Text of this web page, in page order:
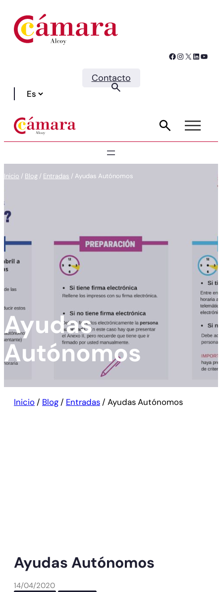
Facebook Instagram X LinkedIn YouTube
Contacto
Inicio / Blog / Entradas / Ayudas Autónomos
Ayudas
Autónomos
Inicio / Blog / Entradas / Ayudas Autónomos
Ayudas Autónomos
14/04/2020